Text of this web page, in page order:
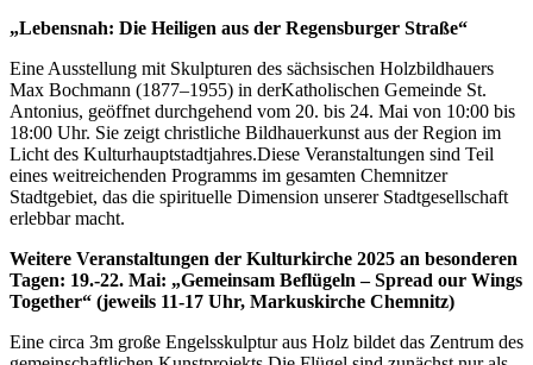
„Lebensnah: Die Heiligen aus der Regensburger Straße“
Eine Ausstellung mit Skulpturen des sächsischen Holzbildhauers
Max Bochmann (1877–1955) in derKatholischen Gemeinde St.
Antonius, geöffnet durchgehend vom 20. bis 24. Mai von 10:00 bis
18:00 Uhr. Sie zeigt christliche Bildhauerkunst aus der Region im
Licht des Kulturhauptstadtjahres.Diese Veranstaltungen sind Teil
eines weitreichenden Programms im gesamten Chemnitzer
Stadtgebiet, das die spirituelle Dimension unserer Stadtgesellschaft
erlebbar macht.
Weitere Veranstaltungen der Kulturkirche 2025 an besonderen
Tagen: 19.-22. Mai: „Gemeinsam Beflügeln – Spread our Wings
Together“ (jeweils 11-17 Uhr, Markuskirche Chemnitz)
Eine circa 3m große Engelsskulptur aus Holz bildet das Zentrum des